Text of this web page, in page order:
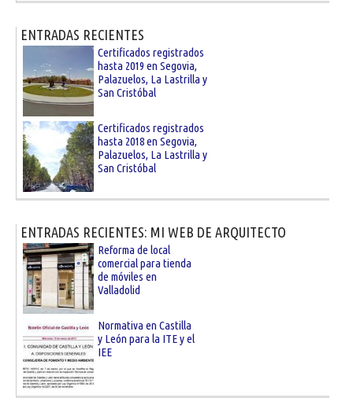
ENTRADAS RECIENTES
Certificados registrados
hasta 2019 en Segovia,
Palazuelos, La Lastrilla y
San Cristóbal
Certificados registrados
hasta 2018 en Segovia,
Palazuelos, La Lastrilla y
San Cristóbal
ENTRADAS RECIENTES: MI WEB DE ARQUITECTO
Reforma de local
comercial para tienda
de móviles en
Valladolid
Normativa en Castilla
y León para la ITE y el
IEE